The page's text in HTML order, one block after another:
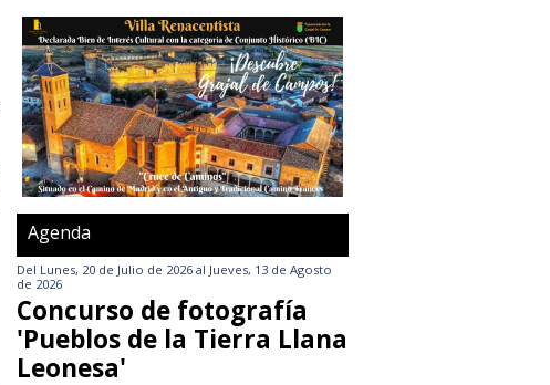
Agenda
Del Lunes, 20 de Julio de 2026 al Jueves, 13 de Agosto
de 2026
Concurso de fotografía
'Pueblos de la Tierra Llana
Leonesa'